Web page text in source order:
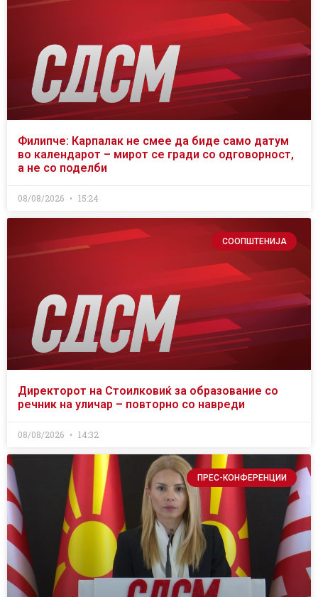
Филипче: Карпалак не смее да биде само датум
во календарот – мирот се гради со одговорност,
а не со поделби
08/08/2026 15:24
СООПШТЕНИЈА
Директорот на Стоилковиќ за образование со
речник на уличар – повторно со навреди
08/08/2026 14:32
ПРЕС-КОНФЕРЕНЦИИ